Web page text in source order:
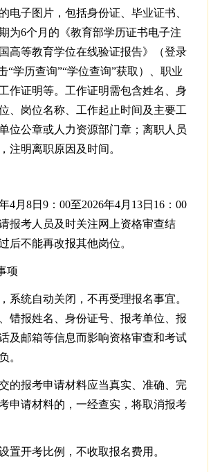
电子图片，包括身份证、毕业证书、
为6个月的《教育部学历证书电子注
高等教育学位在线验证报告》（登录
“学历查询”“学位查询”获取）、职业
作证明等。工作证明需包含姓名、身
、岗位名称、工作起止时间及主要工
位公章或人力资源部门章；离职人员
注明离职原因及时间。
4月8日9：00至2026年4月13日16：00
报考人员及时关注网上资格审查结
后不能再改报其他岗位。
项
系统自动关闭，不再受理报名事宜。
错报姓名、身份证号、报考单位、报
及邮箱等信息而影响资格审查和考试
。
的报考申请材料应当真实、准确、完
申请材料的，一经查实，将取消报考
置开考比例，不收取报名费用。